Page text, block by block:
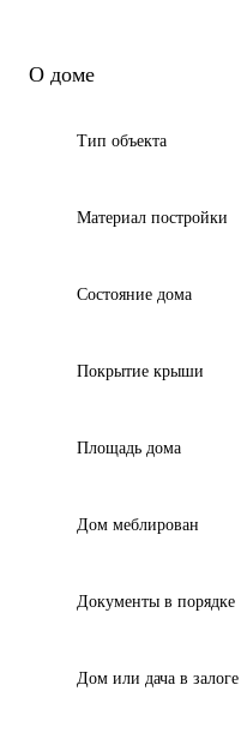
О доме
Тип объекта
Материал постройки
Состояние дома
Покрытие крыши
Площадь дома
Дом меблирован
Документы в порядке
Дом или дача в залоге